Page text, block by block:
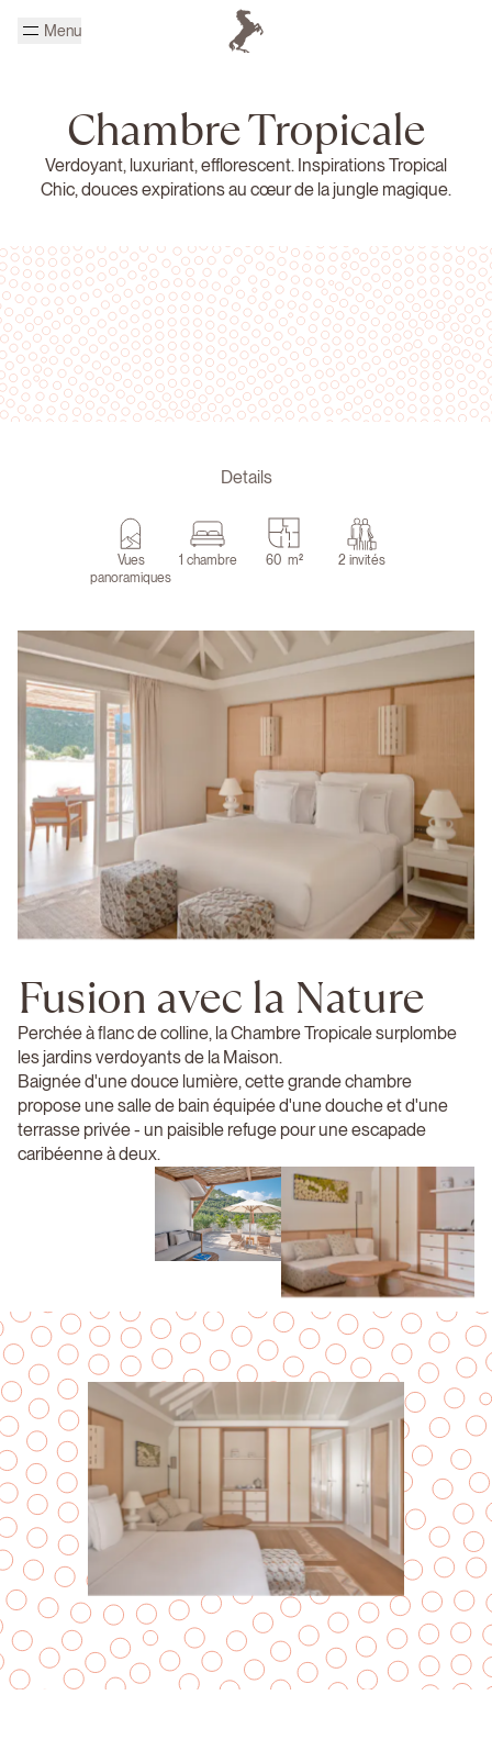
Menu
Chambre Tropicale
Verdoyant, luxuriant, efflorescent. Inspirations Tropical
Chic, douces expirations au cœur de la jungle magique.
Details
Vues
panoramiques
1 chambre 60 m² 2 invités
Fusion avec la Nature
Perchée à flanc de colline, la Chambre Tropicale surplombe
les jardins verdoyants de la Maison.
Baignée d'une douce lumière, cette grande chambre
propose une salle de bain équipée d'une douche et d'une
terrasse privée - un paisible refuge pour une escapade
caribéenne à deux.